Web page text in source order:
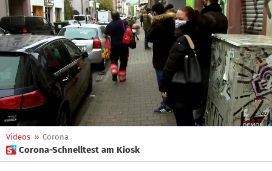
Videos » Corona
 Corona-Schnelltest am Kiosk